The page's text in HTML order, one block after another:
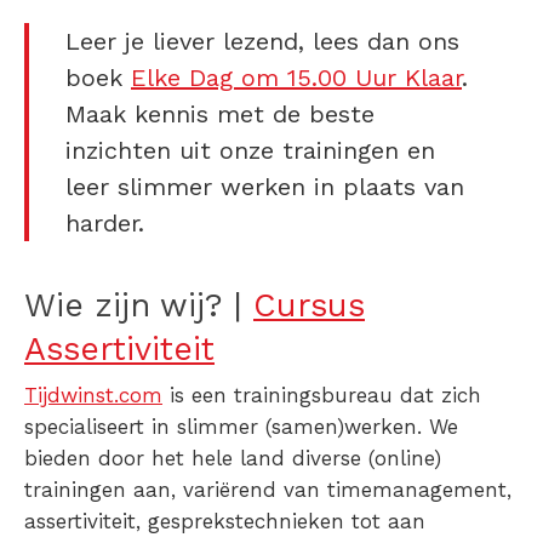
Leer je liever lezend, lees dan ons
boek Elke Dag om 15.00 Uur Klaar.
Maak kennis met de beste
inzichten uit onze trainingen en
leer slimmer werken in plaats van
harder.
Wie zijn wij? | Cursus
Assertiviteit
Tijdwinst.com is een trainingsbureau dat zich
specialiseert in slimmer (samen)werken. We
bieden door het hele land diverse (online)
trainingen aan, variërend van timemanagement,
assertiviteit, gesprekstechnieken tot aan